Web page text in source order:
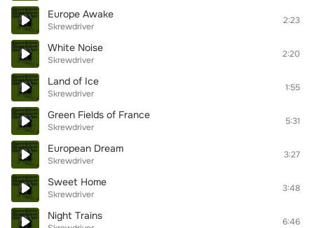
Europe Awake
Skrewdriver
2:23
White Noise
Skrewdriver
2:20
Land of Ice
Skrewdriver
1:55
Green Fields of France
Skrewdriver
5:31
European Dream
Skrewdriver
3:27
Sweet Home
Skrewdriver
3:48
Night Trains 6:46